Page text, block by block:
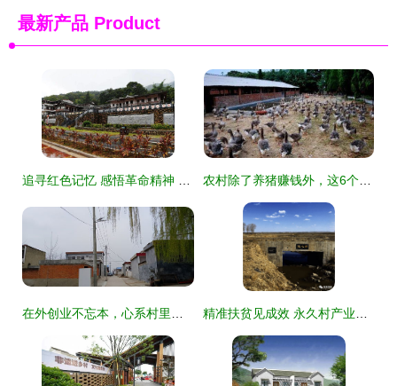
最新产品 Product